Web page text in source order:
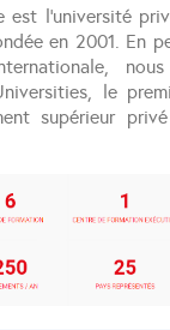
est l'université
en 2001. En
le
supérieur